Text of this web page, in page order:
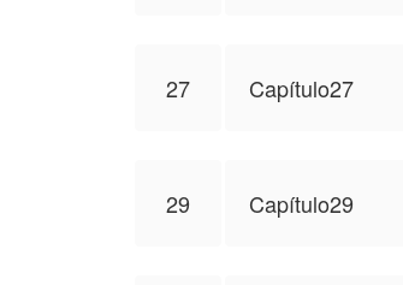
27 Capítulo27
29 Capítulo29